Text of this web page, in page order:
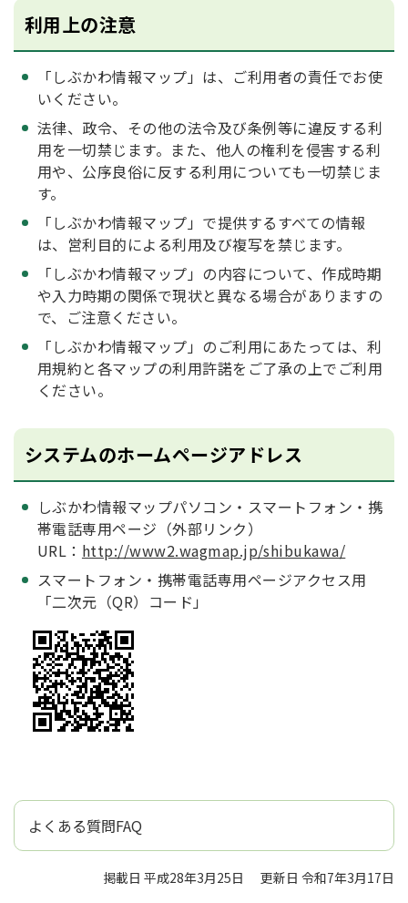
利用上の注意
「しぶかわ情報マップ」は、ご利用者の責任でお使
いください。
法律、政令、その他の法令及び条例等に違反する利
用を一切禁じます。また、他人の権利を侵害する利
用や、公序良俗に反する利用についても一切禁じま
す。
「しぶかわ情報マップ」で提供するすべての情報
は、営利目的による利用及び複写を禁じます。
「しぶかわ情報マップ」の内容について、作成時期
や入力時期の関係で現状と異なる場合がありますの
で、ご注意ください。
「しぶかわ情報マップ」のご利用にあたっては、利
用規約と各マップの利用許諾をご了承の上でご利用
ください。
システムのホームページアドレス
しぶかわ情報マップパソコン・スマートフォン・携
帯電話専用ページ（外部リンク）
URL： http://www2.wagmap.jp/shibukawa/
スマートフォン・携帯電話専用ページアクセス用
「二次元（QR）コード」
よくある質問FAQ
掲載日 平成28年3月25日 更新日 令和7年3月17日